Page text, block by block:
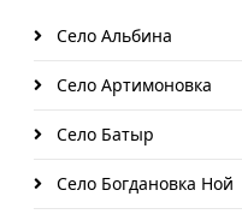
Село Альбина
Село Артимоновка
Село Батыр
Село Богдановка Ной